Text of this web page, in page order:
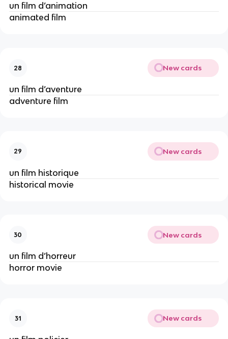
un film d’animation
animated film
28 New cards
un film d’aventure
adventure film
29 New cards
un film historique
historical movie
30 New cards
un film d’horreur
horror movie
31 New cards